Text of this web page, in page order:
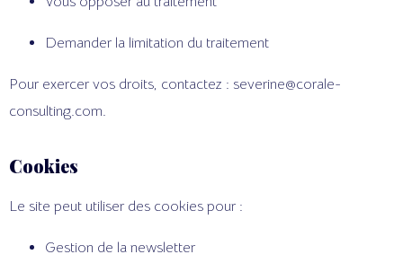
Demander la limitation du traitement
Pour exercer vos droits, contactez : severine@corale-
consulting.com.
Cookies
Le site peut utiliser des cookies pour :
Gestion de la newsletter